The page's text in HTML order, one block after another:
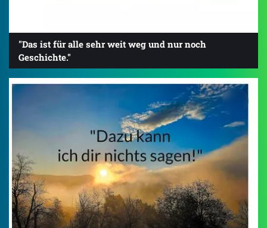
"Das ist für alle sehr weit weg und nur noch
Geschichte."